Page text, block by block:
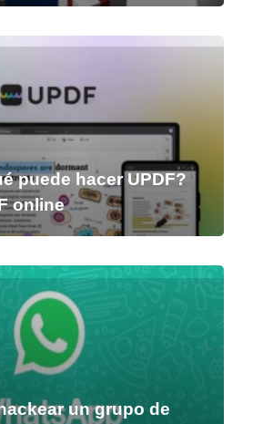
puede hacer UPDF?
online
un grupo de